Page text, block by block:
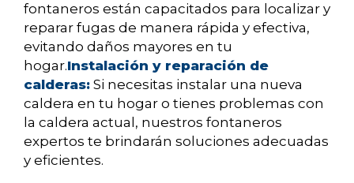
fontaneros están capacitados para localizar y
reparar fugas de manera rápida y efectiva,
evitando daños mayores en tu
hogar.Instalación y reparación de
calderas: Si necesitas instalar una nueva
caldera en tu hogar o tienes problemas con
la caldera actual, nuestros fontaneros
expertos te brindarán soluciones adecuadas
y eficientes.